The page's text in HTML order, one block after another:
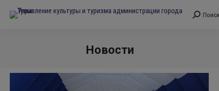
Поиск:
Поиск
Новости